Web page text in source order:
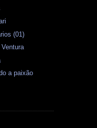
(01)
Ventura
a paixão